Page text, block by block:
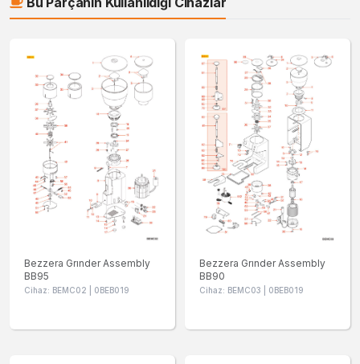
Bezzera Grınder Assembly
BB95
Cihaz: BEMC02 | 0BEB019
Bezzera Grınder Assembly
BB90
Cihaz: BEMC03 | 0BEB019